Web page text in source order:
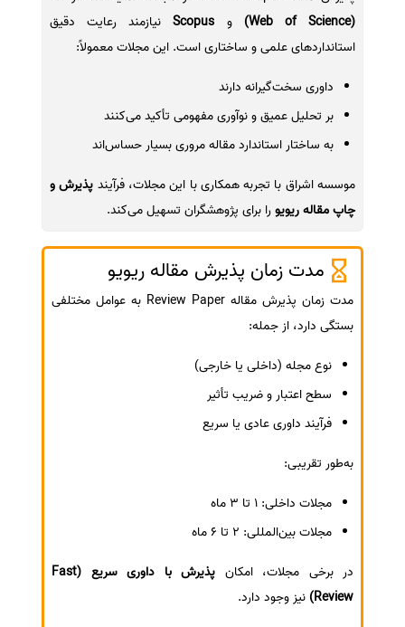
(Web of Science) و Scopusنیازمند رعایت دقیق
استانداردهای علمی و ساختاری است. این مجلات معمولاً:
داوری سخت‌گیرانه دارند
بر تحلیل عمیق و نوآوری مفهومی تأکید می‌کنند
به ساختار استاندارد مقاله مروری بسیار حساس‌اند
موسسه اشراق با تجربه همکاری با این مجلات، فرآیند پذیرش و
چاپ مقاله ریویورا برای پژوهشگران تسهیل می‌کند.
مدت زمان پذیرش مقاله ریویو
مدت زمان پذیرش مقاله Review Paper به عوامل مختلفی
بستگی دارد، از جمله:
نوع مجله (داخلی یا خارجی)
سطح اعتبار و ضریب تأثیر
فرآیند داوری عادی یا سریع
به‌طور تقریبی:
مجلات داخلی: 1 تا 3 ماه
مجلات بین‌المللی: 2 تا 6 ماه
در برخی مجلات، امکان
پذیرش با داوری سریع (Fast
Review) نیز وجود دارد.